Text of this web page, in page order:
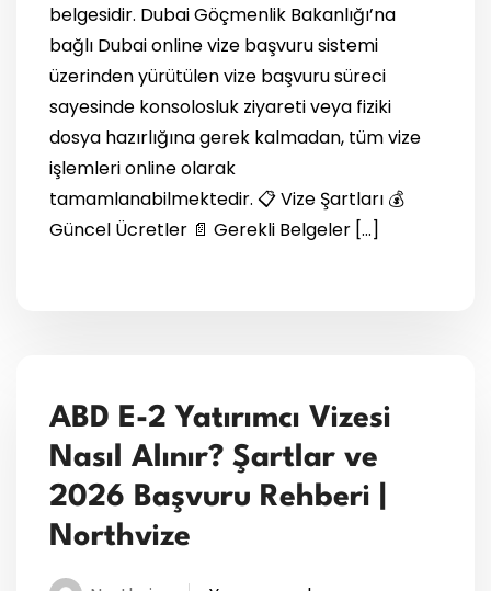
belgesidir. Dubai Göçmenlik Bakanlığı’na
bağlı Dubai online vize başvuru sistemi
üzerinden yürütülen vize başvuru süreci
sayesinde konsolosluk ziyareti veya fiziki
dosya hazırlığına gerek kalmadan, tüm vize
işlemleri online olarak
tamamlanabilmektedir. 📋 Vize Şartları 💰
Güncel Ücretler 📄 Gerekli Belgeler […]
ABD E-2 Yatırımcı Vizesi
Nasıl Alınır? Şartlar ve
2026 Başvuru Rehberi |
Northvize